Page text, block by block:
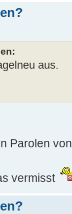
aus.
Parolen
vermisst